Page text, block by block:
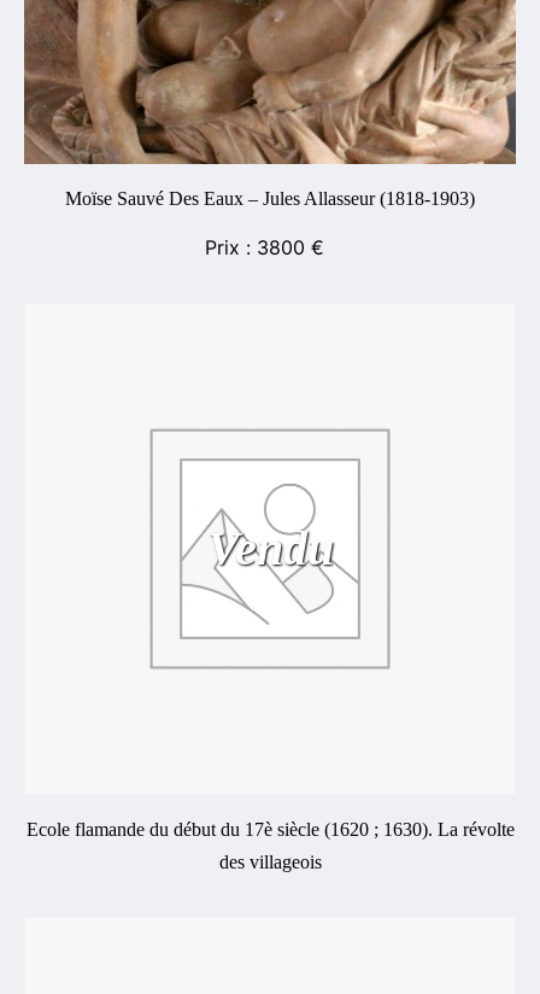
Moïse Sauvé Des Eaux – Jules Allasseur (1818-1903)
3800 €
Vendu
Ecole flamande du début du 17è siècle (1620 ; 1630). La révolte
des villageois